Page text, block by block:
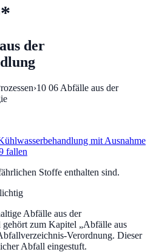
*
der
›10 06 Abfälle aus der
mit Ausnahme
fallen
Stoffe enthalten sind.
Abfälle aus der
gehört zum Kapitel „Abfälle aus
Verordnung. Dieser
Abfall eingestuft.